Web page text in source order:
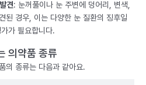
견: 눈꺼풀이나 눈 주변에 덩어리, 변색,
된 경우, 이는 다양한 눈 질환의 징후일
가 필요합니다.
의약품 종류
의 종류는 다음과 같아요.